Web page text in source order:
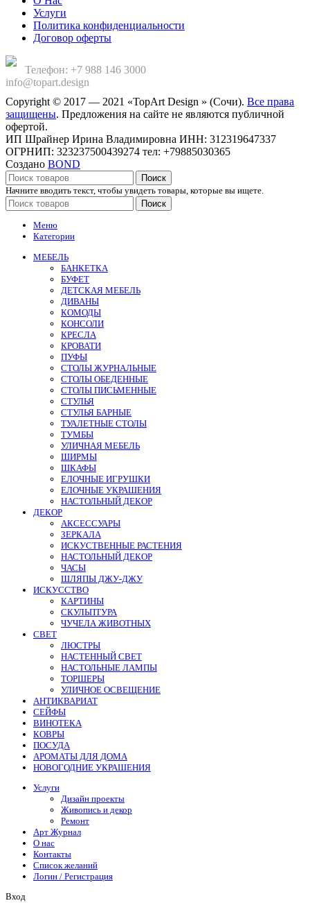
Услуги
Политика конфиденциальности
Договор оферты
Телефон: +7 988 146 3000
info@topart.design
Copyright © 2017 — 2021 «TopArt Design » (Сочи). Все права
защищены. Предложения на сайте не являются публичной
офертой.
ИП Шрайнер Ирина Владимировна ИНН: 312319647337
ОГРНИП: 323237500439274 тел: +79885030365
Создано BOND
Поиск
Начните вводить текст, чтобы увидеть товары, которые вы ищете.
Поиск
Меню
Категории
МЕБЕЛЬ
БАНКЕТКА
БУФЕТ
ДЕТСКАЯ МЕБЕЛЬ
ДИВАНЫ
КОМОДЫ
КОНСОЛИ
КРЕСЛА
КРОВАТИ
ПУФЫ
СТОЛЫ ЖУРНАЛЬНЫЕ
СТОЛЫ ОБЕДЕННЫЕ
СТОЛЫ ПИСЬМЕННЫЕ
СТУЛЬЯ
СТУЛЬЯ БАРНЫЕ
ТУАЛЕТНЫЕ СТОЛЫ
ТУМБЫ
УЛИЧНАЯ МЕБЕЛЬ
ШИРМЫ
ШКАФЫ
ЕЛОЧНЫЕ ИГРУШКИ
ЕЛОЧНЫЕ УКРАШЕНИЯ
НАСТОЛЬНЫЙ ДЕКОР
ДЕКОР
АКСЕССУАРЫ
ЗЕРКАЛА
ИСКУСТВЕННЫЕ РАСТЕНИЯ
НАСТОЛЬНЫЙ ДЕКОР
ЧАСЫ
ШЛЯПЫ ДЖУ-ДЖУ
ИСКУССТВО
КАРТИНЫ
СКУЛЬПТУРА
ЧУЧЕЛА ЖИВОТНЫХ
СВЕТ
ЛЮСТРЫ
НАСТЕННЫЙ СВЕТ
НАСТОЛЬНЫЕ ЛАМПЫ
ТОРШЕРЫ
УЛИЧНОЕ ОСВЕЩЕНИЕ
АНТИКВАРИАТ
СЕЙФЫ
ВИНОТЕКА
КОВРЫ
ПОСУДА
АРОМАТЫ ДЛЯ ДОМА
НОВОГОДНИЕ УКРАШЕНИЯ
Услуги
Дизайн проекты
Живопись и декор
Ремонт
Арт Журнал
О нас
Контакты
Список желаний
Логин / Регистрация
Вход